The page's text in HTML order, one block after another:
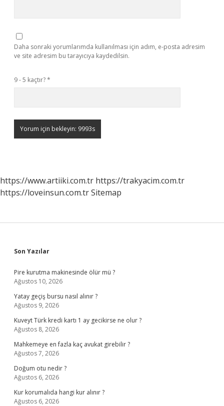
Daha sonraki yorumlarımda kullanılması için adım, e-posta adresim
ve site adresim bu tarayıcıya kaydedilsin.
9 - 5 kaçtır?*
https://www.artiiki.com.tr https://trakyacim.com.tr
https://loveinsun.com.trSitemap
Sidebar
Son Yazılar
Pire kurutma makinesinde ölür mü ?
Ağustos 10, 2026
Yatay geçiş bursu nasıl alınır ?
Ağustos 9, 2026
Kuveyt Türk kredi kartı 1 ay gecikirse ne olur ?
Ağustos 8, 2026
Mahkemeye en fazla kaç avukat girebilir ?
Ağustos 7, 2026
Doğum otu nedir ?
Ağustos 6, 2026
Kur korumalıda hangi kur alınır ?
Ağustos 6, 2026